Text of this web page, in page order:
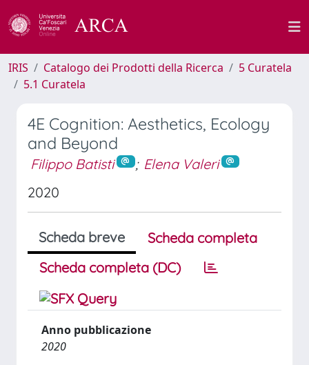
IRIS Catalogo dei Prodotti della Ricerca
5 Curatela
5.1 Curatela
4E Cognition: Aesthetics, Ecology
and Beyond
Filippo Batisti ; Elena Valeri
2020
Scheda breve
Scheda completa
Scheda completa (DC)
Anno pubblicazione
2020